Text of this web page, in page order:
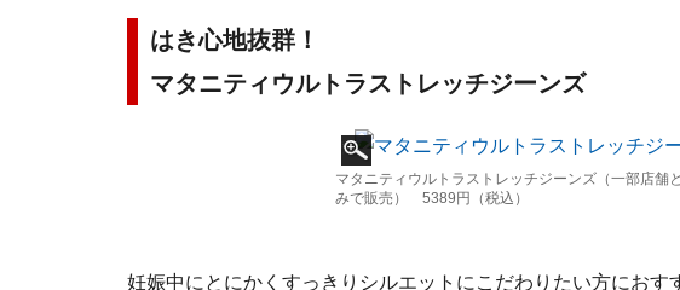
はき心地抜群！
マタニティウルトラストレッチジーンズ
マタニティウルトラストレッチジーンズ（一部店舗
みで販売） 5389円（税込）
妊娠中にとにかくすっきりシルエットにこだわりたい方におす